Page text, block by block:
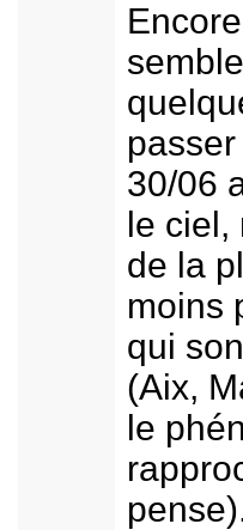
30/06
le ciel,
de la
moins
qui
(Aix,
le